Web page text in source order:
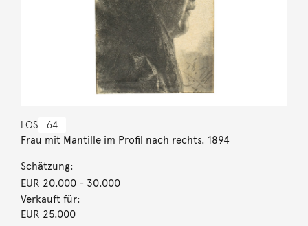
LOS 64
Frau mit Mantille im Profil nach rechts. 1894
Schätzung:
EUR 20.000- 30.000
Verkauft für:
EUR 25.000